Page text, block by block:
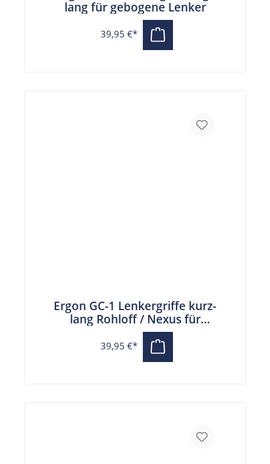
lang für gebogene Lenker
39,95 €*
Ergon GC-1 Lenkergriffe kurz-
lang Rohloff / Nexus für
gebogene Lenker
39,95 €*